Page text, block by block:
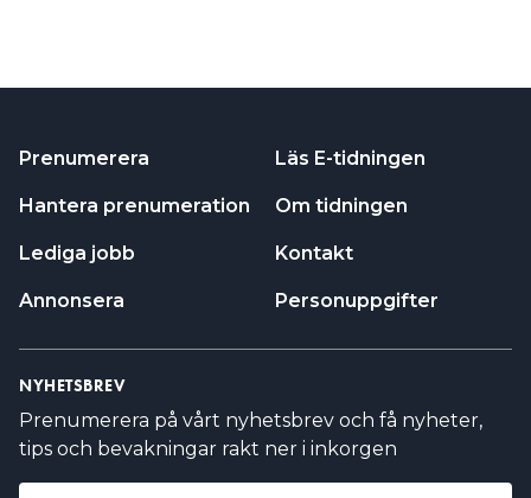
Prenumerera
Hantera prenumeration
Lediga jobb
Annonsera
Läs E-tidningen
Om tidningen
Kontakt
Personuppgifter
NYHETSBREV
Prenumerera på vårt nyhetsbrev och få nyheter,
tips och bevakningar rakt ner i inkorgen